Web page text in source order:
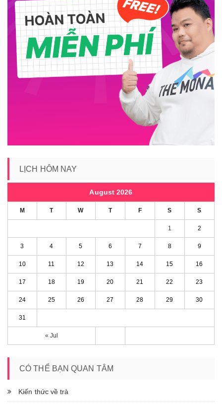
LỊCH HÔM NAY
August 2026
M T W T F S S
« Jul
1 2
3 4 5 6 7 8 9
10 11 12 13 14 15 16
17 18 19 20 21 22 23
24 25 26 27 28 29 30
31
CÓ THỂ BẠN QUAN TÂM
Kiến thức về trà